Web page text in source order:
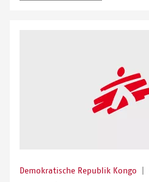
Demokratische Republik Kongo